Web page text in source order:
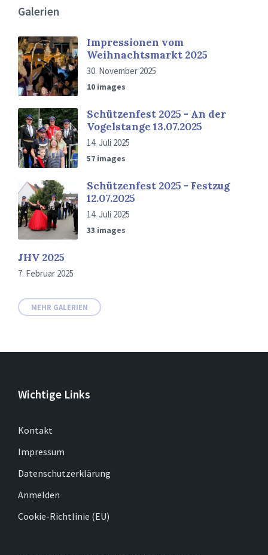
Galerien
Impressionen vom
Weihnachtsmarkt 2025
30. November 2025
10 images
Schützenfest 2025 - An der
Vogelstange 13.07.2025
14. Juli 2025
57 images
Schützenfest 2025 - Festzug
12.07.2025
14. Juli 2025
33 images
JHV 2025
7. Februar 2025
MEHR GALERIEN
Wichtige Links
Kontakt
Impressum
Datenschutzerklärung
Anmelden
Cookie-Richtlinie (EU)